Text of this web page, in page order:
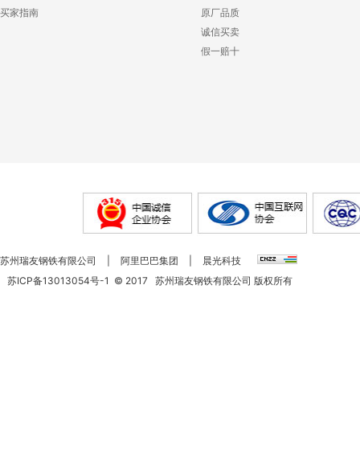
买家指南
原厂品质
诚信买卖
假一赔十
苏州瑞友钢铁有限公司 阿里巴巴集团
晨光科技
苏ICP备13013054号-1 © 2017 苏州瑞友钢铁有限公司 版权所有